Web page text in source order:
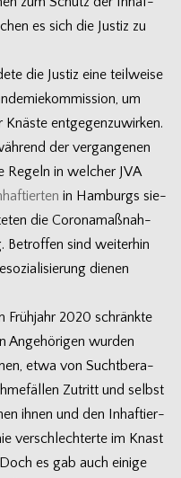
es sich die Jus­tiz zu
die Jus­tiz eine teil­weise
um
ent­ge­gen­zu­wir­ken.
der ver­gan­ge­nen
Regeln in wel­cher JVA
in Ham­burgs sie­
die Coro­na­maß­nah­
Betrof­fen sind wei­ter­hin
die­nen
Früh­jahr 2020 schränkte
Ange­hö­ri­gen wur­den
etwa von Sucht­be­ra­
Zutritt und selbst
ihnen und den Inhaf­tier­
ver­schlech­terte im Knast
es gab auch einige